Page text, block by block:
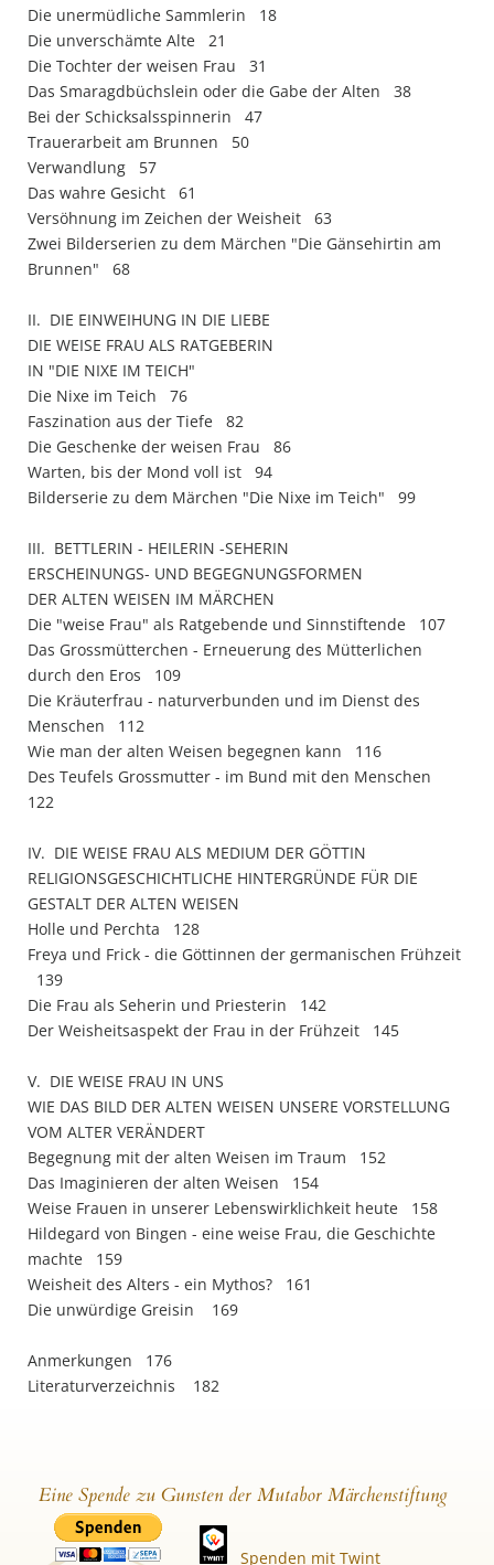
Die unermüdliche Sammlerin 18
Die unverschämte Alte 21
Die Tochter der weisen Frau 31
Das Smaragdbüchslein oder die Gabe der Alten 38
Bei der Schicksalsspinnerin 47
Trauerarbeit am Brunnen 50
Verwandlung 57
Das wahre Gesicht 61
Versöhnung im Zeichen der Weisheit 63
Zwei Bilderserien zu dem Märchen "Die Gänsehirtin am
Brunnen" 68
II. DIE EINWEIHUNG IN DIE LIEBE
DIE WEISE FRAU ALS RATGEBERIN
IN "DIE NIXE IM TEICH"
Die Nixe im Teich 76
Faszination aus der Tiefe 82
Die Geschenke der weisen Frau 86
Warten, bis der Mond voll ist 94
Bilderserie zu dem Märchen "Die Nixe im Teich" 99
III. BETTLERIN - HEILERIN -SEHERIN
ERSCHEINUNGS- UND BEGEGNUNGSFORMEN
DER ALTEN WEISEN IM MÄRCHEN
Die "weise Frau" als Ratgebende und Sinnstiftende 107
Das Grossmütterchen - Erneuerung des Mütterlichen
durch den Eros 109
Die Kräuterfrau - naturverbunden und im Dienst des
Menschen 112
Wie man der alten Weisen begegnen kann 116
Des Teufels Grossmutter - im Bund mit den Menschen
122
IV. DIE WEISE FRAU ALS MEDIUM DER GÖTTIN
RELIGIONSGESCHICHTLICHE HINTERGRÜNDE FÜR DIE
GESTALT DER ALTEN WEISEN
Holle und Perchta 128
Freya und Frick - die Göttinnen der germanischen Frühzeit
139
Die Frau als Seherin und Priesterin 142
Der Weisheitsaspekt der Frau in der Frühzeit 145
V. DIE WEISE FRAU IN UNS
WIE DAS BILD DER ALTEN WEISEN UNSERE VORSTELLUNG
VOM ALTER VERÄNDERT
Begegnung mit der alten Weisen im Traum 152
Das Imaginieren der alten Weisen 154
Weise Frauen in unserer Lebenswirklichkeit heute 158
Hildegard von Bingen - eine weise Frau, die Geschichte
machte 159
Weisheit des Alters - ein Mythos? 161
Die unwürdige Greisin 169
Anmerkungen 176
Literaturverzeichnis 182
Eine Spende zu Gunsten der Mutabor Märchenstiftung
Spenden mit Twint